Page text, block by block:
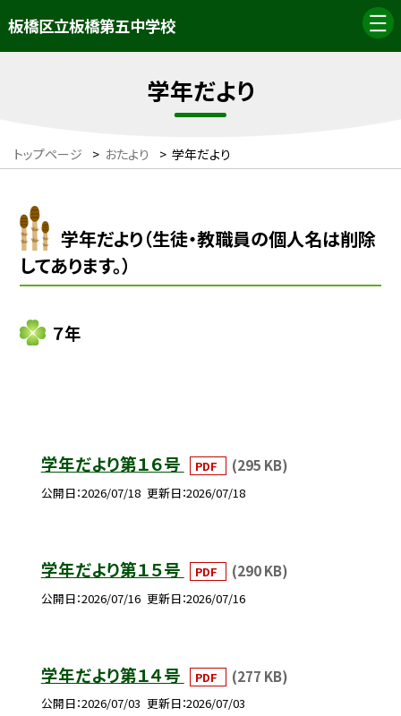
板橋区立板橋第五中学校
学年だより
トップページ > おたより > 学年だより
学年だより（生徒・教職員の個人名は削除
してあります。）
７年
学年だより第１６号 PDF (295 KB)
公開日 2026/07/18 更新日 2026/07/18
学年だより第１５号 PDF (290 KB)
公開日 2026/07/16 更新日 2026/07/16
学年だより第１４号 PDF (277 KB)
公開日 2026/07/03 更新日 2026/07/03